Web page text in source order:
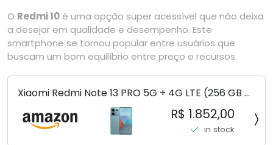
O Redmi 10 é uma opção super acessível que não deixa
a desejar em qualidade e desempenho. Este
smartphone se tornou popular entre usuários que
buscam um bom equilíbrio entre preço e recursos.
Xiaomi Redmi Note 13 PRO 5G + 4G LTE (256 GB +
8 GB) 200 MP Triplo (Mobile Mint Tello e) +
(Pacote de carregador duplo de carro rápido)
(Ocean Teal (ROM))
R$ 1.852,00
in stock